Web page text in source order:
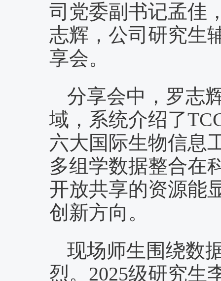
司党委副书记孟佳
志辉，公司研究生
享会。
分享会中，罗志
域，系统介绍了
六大国际生物信息
多组学数据整合在
开放共享的资源能
创新方向。
现场师生围绕数
烈。2025级研究生